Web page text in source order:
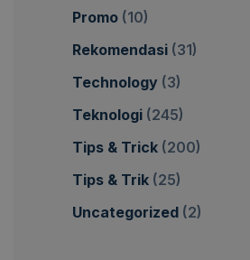
Promo (10)
Rekomendasi (31)
Technology (3)
Teknologi (245)
Tips & Trick (200)
Tips & Trik (25)
Uncategorized (2)